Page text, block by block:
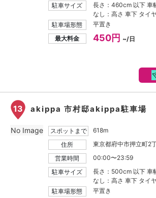
駐車サイズ
長さ：460cm 以下 車
なし：高さ 車下 タイ
駐車場形態
平置き
最大料金
450円 ~/日
13 akippa 市村邸akippa駐車場
スポットまで
618m
住所
東京都府中市押立町2
営業時間
00:00〜23:59
駐車サイズ
長さ：500cm 以下 車
なし：高さ 車下 タイ
駐車場形態
平置き
No Image